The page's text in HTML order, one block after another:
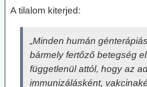
A tilalom kiterjed:
„Minden humán
bármely fertőző betegség
függetlenül attól, hogy az
immunizálásként,